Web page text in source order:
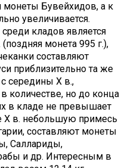
монеты Бувейхидов, а к
увеличивается.
кладов является
монета 995 г.),
составляют
приблизительно та же
середины X в.,
количестве, но до конца
в кладе не превышает
X в. небольшую примесь
составляют монеты
Саллариды,
и др. Интересным в